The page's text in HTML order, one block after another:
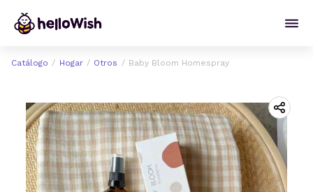
Catálogo Hogar Otros Baby Bloom Homespray